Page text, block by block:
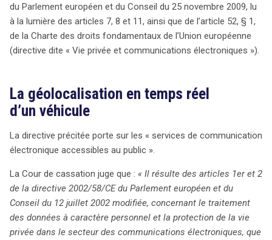
du Parlement européen et du Conseil du 25 novembre 2009, lu
à la lumière des articles 7, 8 et 11, ainsi que de l’article 52, § 1,
de la Charte des droits fondamentaux de l’Union européenne
(directive dite « Vie privée et communications électroniques »).
La géolocalisation en temps réel
d’un véhicule
La directive précitée porte sur les « services de communication
électronique accessibles au public ».
La Cour de cassation juge que : « Il résulte des articles 1er et 2
de la directive 2002/58/CE du Parlement européen et du
Conseil du 12 juillet 2002 modifiée, concernant le traitement
des données à caractère personnel et la protection de la vie
privée dans le secteur des communications électroniques, que